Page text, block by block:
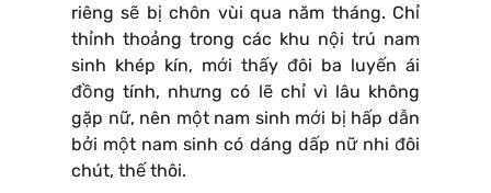
riêng sẽ bị chôn vùi qua năm tháng. Chỉ
thỉnh thoảng trong các khu nội trú nam
sinh khép kín, mới thấy đôi ba luyến ái
đồng tính, nhưng có lẽ chỉ vì lâu không
gặp nữ, nên một nam sinh mới bị hấp dẫn
bởi một nam sinh có dáng dấp nữ nhi đôi
chút, thế thôi.